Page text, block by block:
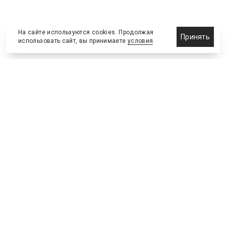
На сайте используются cookies. Продолжая
использовать сайт, вы принимаете условия.
Принять